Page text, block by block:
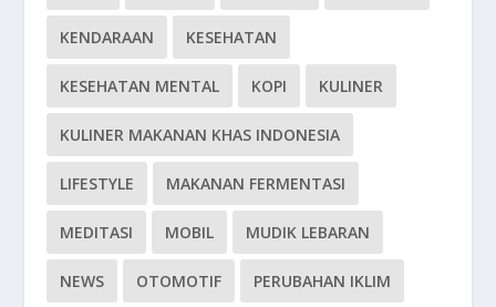
KENDARAAN KESEHATAN
KESEHATAN MENTAL KOPI KULINER
KULINER MAKANAN KHAS INDONESIA
LIFESTYLE MAKANAN FERMENTASI
MEDITASI MOBIL MUDIK LEBARAN
NEWS OTOMOTIF PERUBAHAN IKLIM